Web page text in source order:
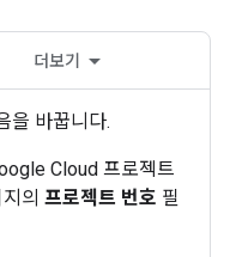
더보기
을 바꿉니다.
Cloud 프로젝트
의 프로젝트 번호 필